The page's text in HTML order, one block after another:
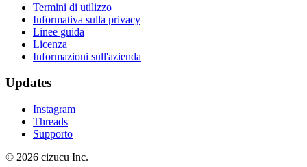
Termini di utilizzo
Informativa sulla privacy
Linee guida
Licenza
Informazioni sull'azienda
Updates
Instagram
Threads
Supporto
© 2026 cizucu Inc.